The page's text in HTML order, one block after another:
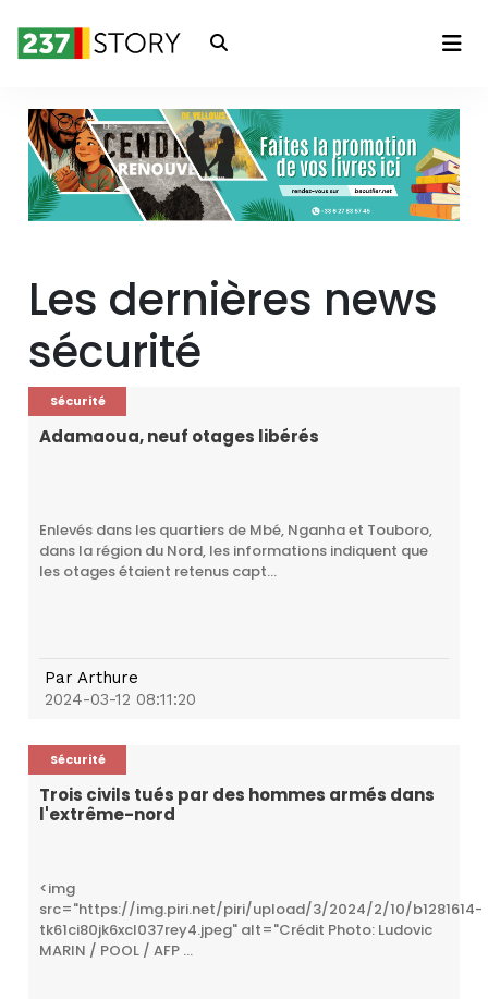
Connexion
Les dernières news
sécurité
Sécurité
Adamaoua, neuf otages libérés
Enlevés dans les quartiers de Mbé, Nganha et Touboro,
dans la région du Nord, les informations indiquent que
les otages étaient retenus capt...
ParArthure
2024-03-12 08:11:20
Sécurité
Trois civils tués par des hommes armés dans
l'extrême-nord
<img
src="https://img.piri.net/piri/upload/3/2024/2/10/b1281614-
tk61ci80jk6xcl037rey4.jpeg" alt="Crédit Photo: Ludovic
MARIN / POOL / AFP ...